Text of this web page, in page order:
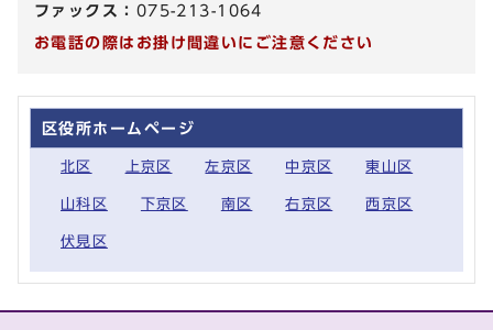
ファックス： 075-213-1064
お電話の際はお掛け間違いにご注意ください
区役所ホームページ
北区 上京区 左京区 中京区 東山区
山科区 下京区 南区 右京区 西京区
伏見区